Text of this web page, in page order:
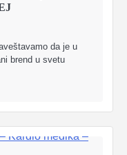
da je u
brend u svetu